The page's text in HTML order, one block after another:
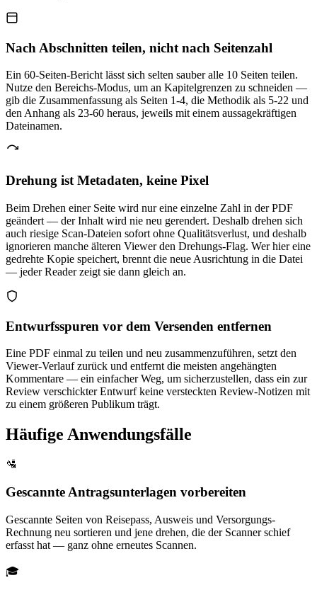
Nach Abschnitten teilen, nicht nach Seitenzahl
Ein 60-Seiten-Bericht lässt sich selten sauber alle 10 Seiten teilen.
Nutze den Bereichs-Modus, um an Kapitelgrenzen zu schneiden —
gib die Zusammenfassung als Seiten 1-4, die Methodik als 5-22 und
den Anhang als 23-60 heraus, jeweils mit einem aussagekräftigen
Dateinamen.
Drehung ist Metadaten, keine Pixel
Beim Drehen einer Seite wird nur eine einzelne Zahl in der PDF
geändert — der Inhalt wird nie neu gerendert. Deshalb drehen sich
auch riesige Scan-Dateien sofort ohne Qualitätsverlust, und deshalb
ignorieren manche älteren Viewer den Drehungs-Flag. Wer hier eine
gedrehte Kopie speichert, brennt die neue Ausrichtung in die Datei
— jeder Reader zeigt sie dann gleich an.
Entwurfsspuren vor dem Versenden entfernen
Eine PDF einmal zu teilen und neu zusammenzuführen, setzt den
Viewer-Verlauf zurück und entfernt die meisten angehängten
Kommentare — ein einfacher Weg, um sicherzustellen, dass ein zur
Review verschickter Entwurf keine versteckten Review-Notizen mit
zu einem größeren Publikum trägt.
Häufige Anwendungsfälle
🛂
Gescannte Antragsunterlagen vorbereiten
Gescannte Seiten von Reisepass, Ausweis und Versorgungs-
Rechnung neu sortieren und jene drehen, die der Scanner schief
erfasst hat — ganz ohne erneutes Scannen.
🎓